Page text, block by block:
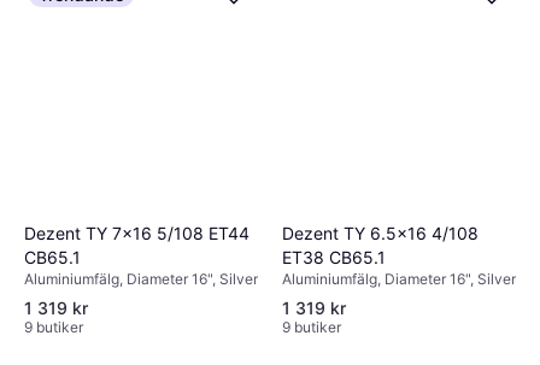
Dezent TY 7x16 5/108 ET44
CB65.1
Aluminiumfälg, Diameter 16", Silver
1 319 kr
9 butiker
Dezent TY 6.5x16 4/108
ET38 CB65.1
Aluminiumfälg, Diameter 16", Silver
1 319 kr
9 butiker